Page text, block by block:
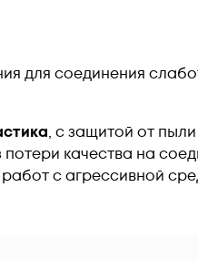
для соединения
, с защитой от
качества на
с агрессивной